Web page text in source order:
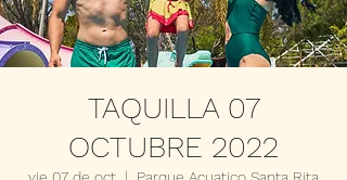
TAQUILLA 07
OCTUBRE 2022